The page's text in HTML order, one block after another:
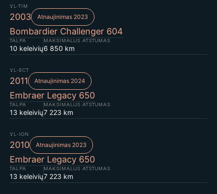
YL-TIM
2003 Atnaujinimas 2023
Bombardier Challenger 604
TALPA
10 keleivių
MAKSIMALUS ATSTUMAS
6 850 km
YL-ECT
2011 Atnaujinimas 2024
Embraer Legacy 650
TALPA
13 keleivių
MAKSIMALUS ATSTUMAS
7 223 km
YL-ION
2010 Atnaujinimas 2023
Embraer Legacy 650
TALPA
13 keleivių
MAKSIMALUS ATSTUMAS
7 223 km